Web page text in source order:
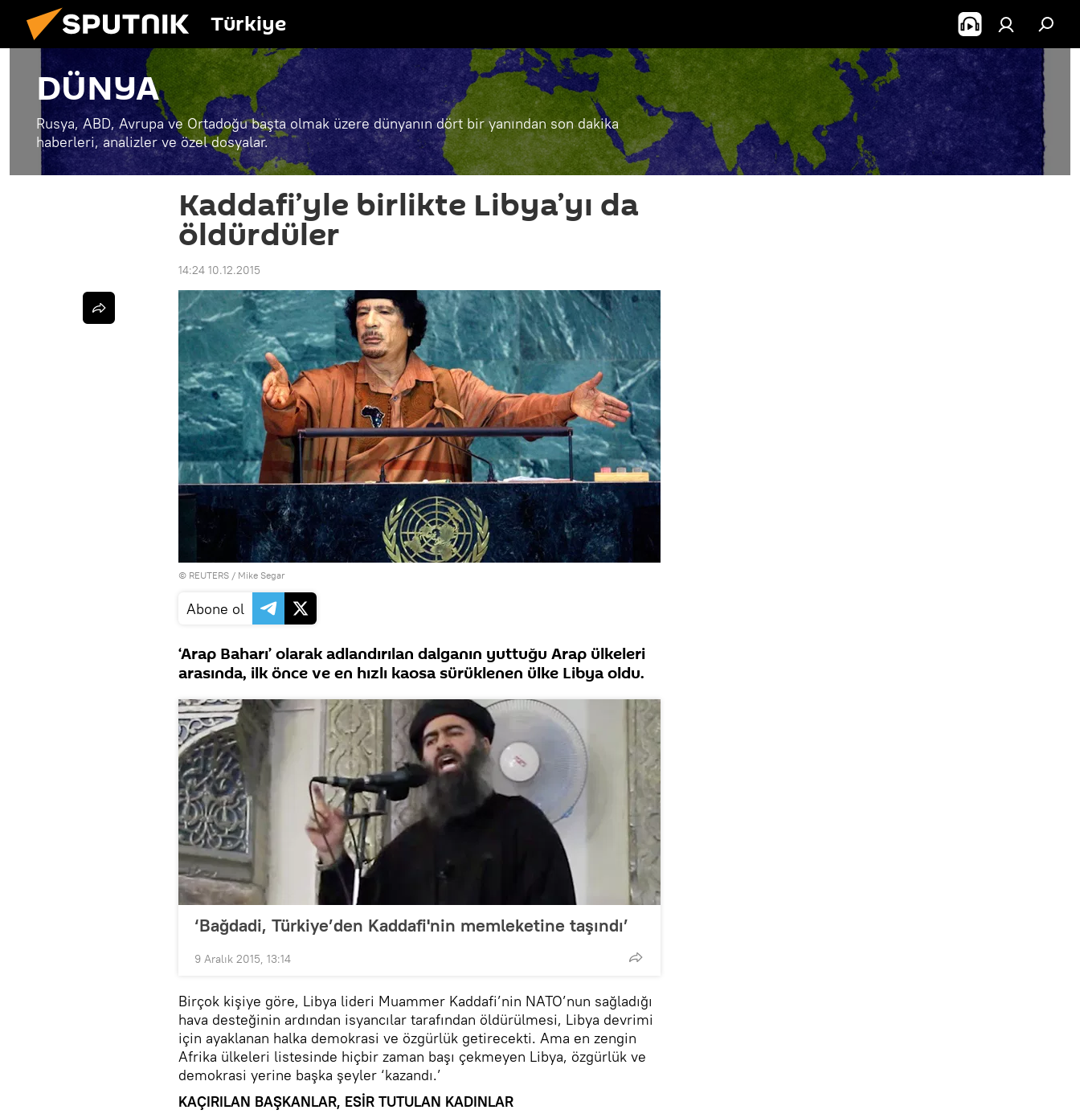
Türkiye
DÜNYA
Rusya, ABD, Avrupa ve Ortadoğu başta olmak üzere dünyanın dört bir yanından son dakika
haberleri, analizler ve özel dosyalar.
Kaddafi’yle birlikte Libya’yı da
öldürdüler
14:24 10.12.2015
© REUTERS / Mike Segar
Abone ol
‘Arap Baharı’ olarak adlandırılan dalganın yuttuğu Arap ülkeleri
arasında, ilk önce ve en hızlı kaosa sürüklenen ülke Libya oldu.
‘Bağdadi, Türkiye’den Kaddafi'nin memleketine taşındı’
9 Aralık 2015, 13:14
Birçok kişiye göre, Libya lideri Muammer Kaddafi’nin NATO’nun sağladığı
hava desteğinin ardından isyancılar tarafından öldürülmesi, Libya devrimi
için ayaklanan halka demokrasi ve özgürlük getirecekti. Ama en zengin
Afrika ülkeleri listesinde hiçbir zaman başı çekmeyen Libya, özgürlük ve
demokrasi yerine başka şeyler ‘kazandı.’
KAÇIRILAN BAŞKANLAR, ESİR TUTULAN KADINLAR